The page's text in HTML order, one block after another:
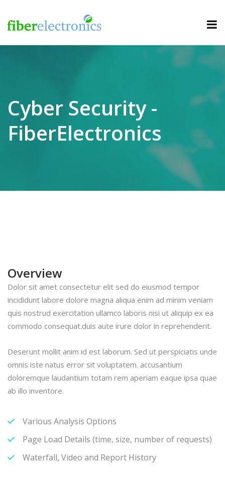
Cyber Security -
FiberElectronics
Overview
Dolor sit amet consectetur elit sed do eiusmod tempor
incididunt labore dolore magna aliqua enim ad minim veniam
quis nostrud exercitation ullamco laboris nisi ut aliquip ex ea
commodo consequat.duis aute irure dolor in reprehenderit.
Deserunt mollit anim id est laborum. Sed ut perspiciatis unde
omnis iste natus error sit voluptatem. accusantium
doloremque laudantium totam rem aperiam eaque ipsa quae
ab illo inventore.
Various Analysis Options
Page Load Details (time, size, number of requests)
Waterfall, Video and Report History